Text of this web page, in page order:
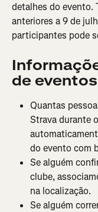
detalhes do evento.
anteriores a 9 de
participantes pode
de eventos
Quantas
Strava durante
do evento com
Se alguém
clube,
na localização.
Se alguém